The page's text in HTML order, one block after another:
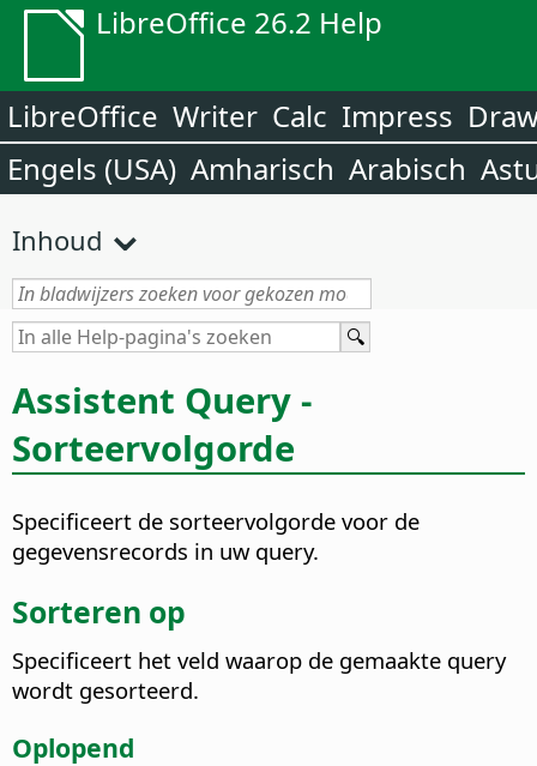
LibreOffice 26.2 Help
LibreOffice Writer Calc Impress
Engels (USA) Amharisch Arabisch
Inhoud
Assistent Query -
Sorteervolgorde
Specificeert de sorteervolgorde voor de
gegevensrecords in uw query.
Sorteren op
Specificeert het veld waarop de gemaakte query
wordt gesorteerd.
Oplopend